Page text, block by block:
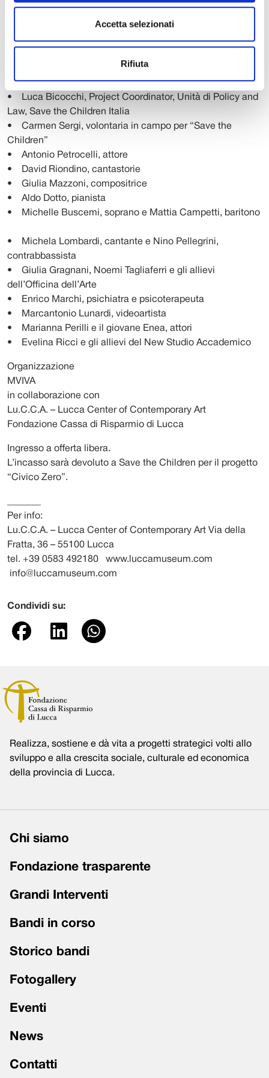
Accetta selezionati
Rifiuta
Identità Zero. Viaggio per una nuova vita
a cura di Maurizio Vanni
Martedì 13 giugno 2017 ore 21
Chiesa di San Francesco, Piazza San Francesco – Lucca
Con la partecipazione di:
• Luca Bicocchi, Project Coordinator, Unità di Policy and
Law, Save the Children Italia
• Carmen Sergi, volontaria in campo per “Save the
Children”
• Antonio Petrocelli, attore
• David Riondino, cantastorie
• Giulia Mazzoni, compositrice
• Aldo Dotto, pianista
• Michelle Buscemi, soprano e Mattia Campetti, baritono
• Michela Lombardi, cantante e Nino Pellegrini,
contrabbassista
• Giulia Gragnani, Noemi Tagliaferri e gli allievi
dell’Officina dell’Arte
• Enrico Marchi, psichiatra e psicoterapeuta
• Marcantonio Lunardi, videoartista
• Marianna Perilli e il giovane Enea, attori
• Evelina Ricci e gli allievi del New Studio Accademico
Organizzazione
MVIVA
in collaborazione con
Lu.C.C.A. – Lucca Center of Contemporary Art
Fondazione Cassa di Risparmio di Lucca
Ingresso a offerta libera.
L’incasso sarà devoluto a Save the Children per il progetto
“Civico Zero”.
Per info:
Lu.C.C.A. – Lucca Center of Contemporary Art Via della
Fratta, 36 – 55100 Lucca
tel. +39 0583 492180 www.luccamuseum.com
info@luccamuseum.com
Condividi su:
Realizza, sostiene e dà vita a progetti strategici volti allo
sviluppo e alla crescita sociale, culturale ed economica
della provincia di Lucca.
Chi siamo
Fondazione trasparente
Grandi Interventi
Bandi in corso
Storico bandi
Fotogallery
Eventi
News
Contatti